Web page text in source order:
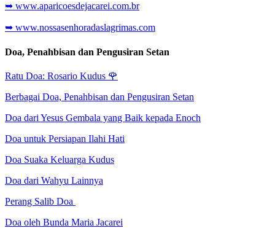
➥ www.aparicoesdejacarei.com.br
➥ www.nossasenhoradaslagrimas.com
Doa, Penahbisan dan Pengusiran Setan
Ratu Doa: Rosario Kudus 🌹
Berbagai Doa, Penahbisan dan Pengusiran Setan
Doa dari Yesus Gembala yang Baik kepada Enoch
Doa untuk Persiapan Ilahi Hati
Doa Suaka Keluarga Kudus
Doa dari Wahyu Lainnya
Perang Salib Doa
Doa oleh Bunda Maria Jacarei